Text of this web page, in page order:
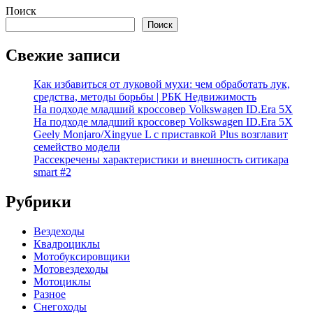
Поиск
Поиск
Свежие записи
Как избавиться от луковой мухи: чем обработать лук,
средства, методы борьбы | РБК Недвижимость
На подходе младший кроссовер Volkswagen ID.Era 5X
На подходе младший кроссовер Volkswagen ID.Era 5X
Geely Monjaro/Xingyue L с приставкой Plus возглавит
семейство модели
Рассекречены характеристики и внешность ситикара
smart #2
Рубрики
Вездеходы
Квадроциклы
Мотобуксировщики
Мотовездеходы
Мотоциклы
Разное
Снегоходы